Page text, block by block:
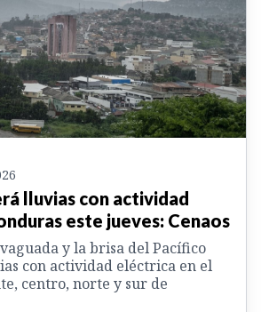
lluvias con actividad
este jueves: Cenaos
y la brisa del Pacífico
con actividad eléctrica en el
centro, norte y sur de